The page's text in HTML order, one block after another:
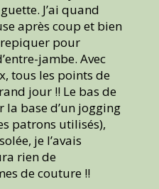
J’ai quand
après coup et bien
repiquer pour
jambe. Avec
tous les points de
jour !! Le bas de
la base d’un jogging
patrons utilisés),
je l’avais
rien de
de couture !!